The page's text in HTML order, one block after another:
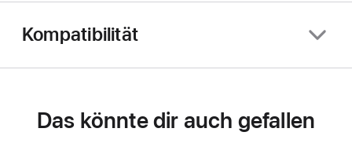
Kompatibilität
Das könnte dir auch gefallen